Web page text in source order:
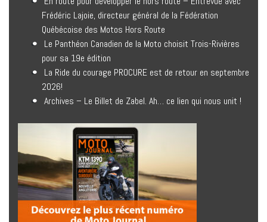
Frédéric Lajoie, directeur général de la Fédération
Québécoise des Motos Hors Route
Le Panthéon Canadien de la Moto choisit Trois-Rivières
pour sa 19e édition
La Ride du courage PROCURE est de retour en septembre
2026!
Archives – Le Billet de Zabel. Ah… ce lien qui nous unit !